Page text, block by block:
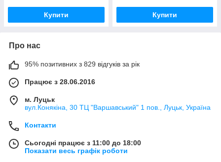
Купити Купити
Про нас
95% позитивних з 829 відгуків за рік
Працює з 28.06.2016
м. Луцьк
вул.Конякіна, 30 ТЦ "Варшавський" 1 пов., Луцьк, Україна
Контакти
Сьогодні працює з 11:00 до 18:00
Показати весь графік роботи